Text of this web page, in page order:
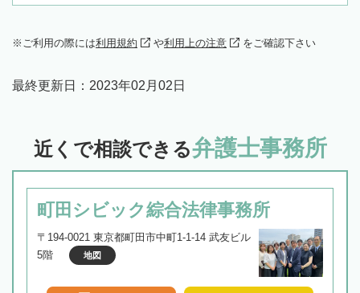
ご利用の際には利用規約 や利用上の注意 をご確認下さい
最終更新日： 2023年02月02日
近くで相談できる弁護士事務所
町田シビック綜合法律事務所
〒194-0021 東京都町田市中町1-1-14 武友ビル
5階
地図